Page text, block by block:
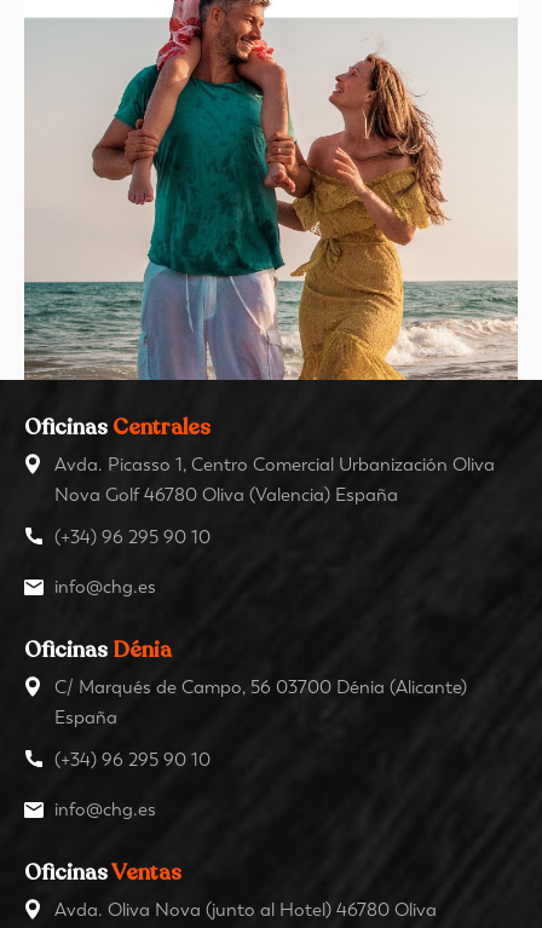
Oficinas Centrales
Avda. Picasso 1, Centro Comercial Urbanización Oliva
Nova Golf 46780 Oliva (Valencia) España
(+34) 96 295 90 10
info@chg.es
Oficinas Dénia
C/ Marqués de Campo, 56 03700 Dénia (Alicante)
España
(+34) 96 295 90 10
info@chg.es
OficinasVentas
Avda. Oliva Nova (junto al Hotel) 46780 Oliva